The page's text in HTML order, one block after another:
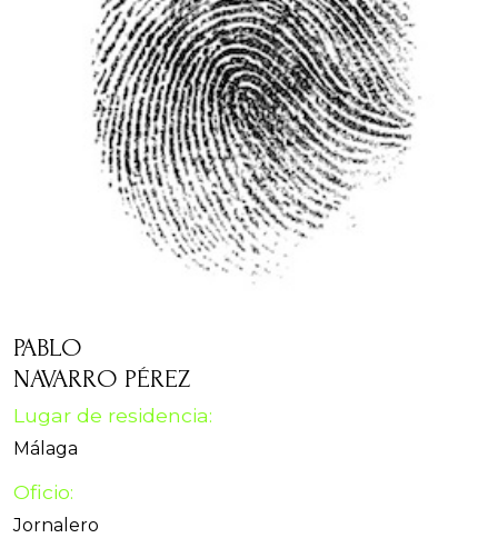
PABLO
NAVARRO PÉREZ
Lugar de residencia:
Málaga
Oficio:
Jornalero